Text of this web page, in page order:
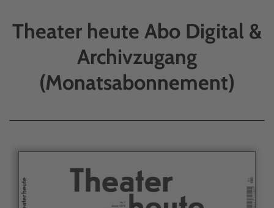
Theater heute Abo Digital &
Archivzugang
(Monatsabonnement)